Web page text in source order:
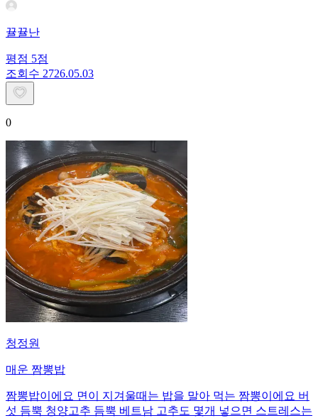
뀰뀰난
평점 5점
조회수 2726.05.03
0
청정원
매운 짬뽕밥
짬뽕밥이에요 면이 지겨울때는 밥을 말아 먹는 짬뽕이에요 버
섯 듬뿍 청양고추 듬뿍 베트남 고추도 몇개 넣으면 스트레스는